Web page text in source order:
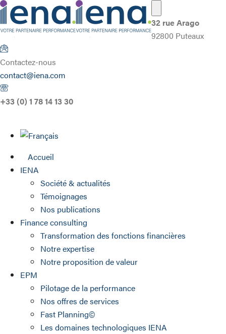
32 rue Arago
92800 Puteaux
Contactez-nous
contact@iena.com
+33 (0) 1 78 14 13 30
Accueil
IENA
Société & actualités
Témoignages
Nos publications
Finance consulting
Transformation des fonctions financières
Notre expertise
Notre proposition de valeur
EPM
Pilotage de la performance
Nos offres de services
Fast Planning©
Les domaines technologiques IENA